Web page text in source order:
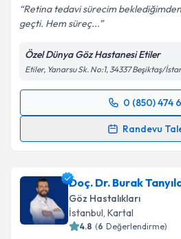
Retina tedavi sürecim
geçti. Hem süreç...
Özel Dünya Göz Hastanesi Etiler
Etiler, Yanarsu Sk. No:1, 34337 Beşiktaş/
0 (850) 474
Randevu
Randevu Takvimi Talebi
için bir takvim hazırlandığında
bilgilendireceğiz.
E-posta Adresiniz
Doç. Dr. Burak
Göz Hastalıkları
İstanbul, Kartal
4.8 (6 Değerlendirme)